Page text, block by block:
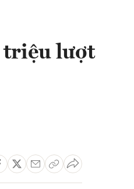
triệu lượt